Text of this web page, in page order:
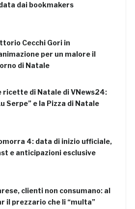
dai bookmakers
Cecchi Gori in
per un malore il
di Natale
ricette di Natale di VNews24:
Serpe” e la Pizza di Natale
4: data di inizio ufficiale,
e anticipazioni esclusive
clienti non consumano: al
il prezzario che li “multa”